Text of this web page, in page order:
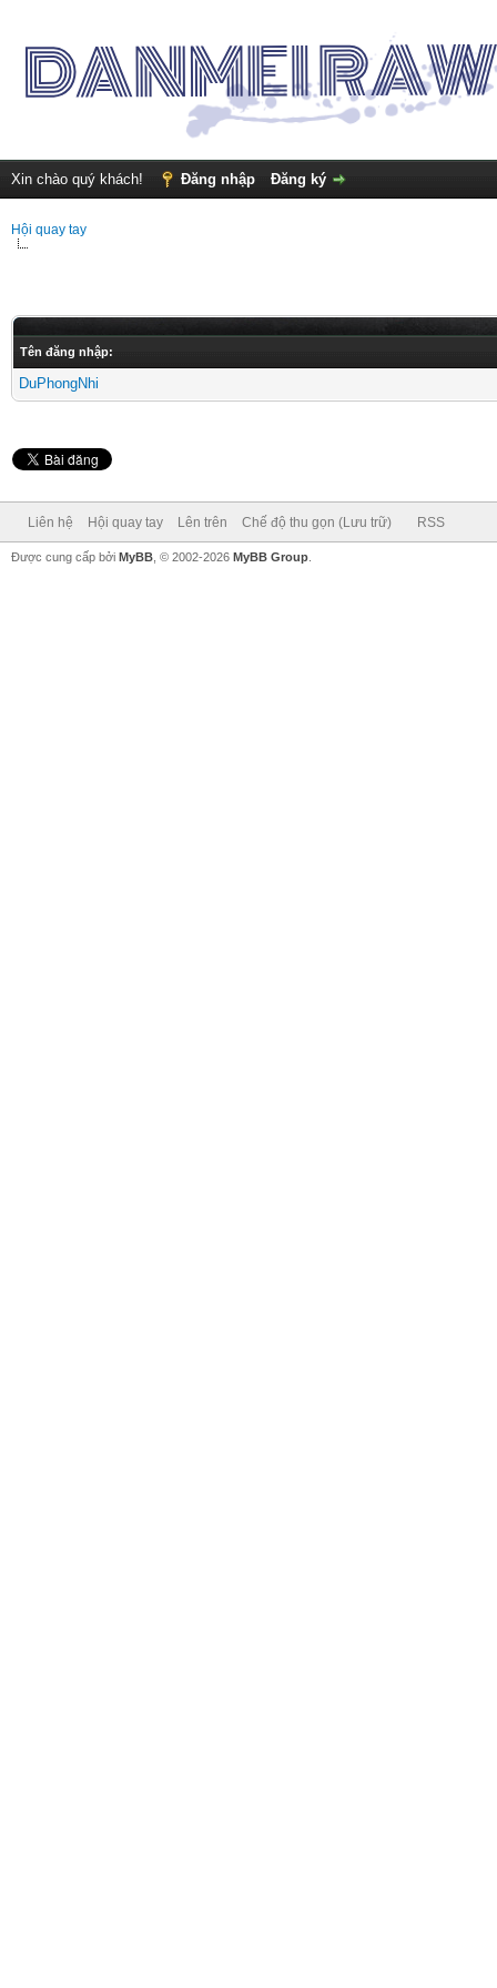
Xin chào quý khách! Đăng nhập Đăng ký
Hội quay tay
Tên đăng nhập:
DuPhongNhi
Liên hệ Hội quay tay Lên trên Chế độ thu gọn (Lưu trữ) RSS
Được cung cấp bởi MyBB , © 2002-2026 MyBB Group